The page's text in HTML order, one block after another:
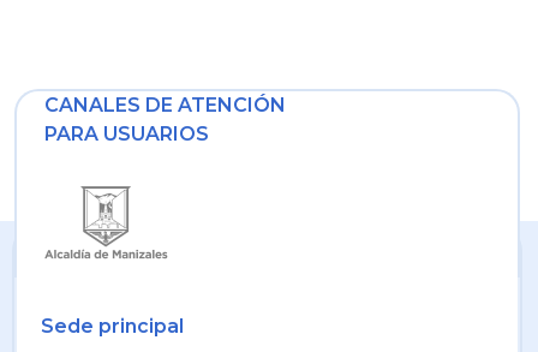
CANALES DE ATENCIÓN
PARA USUARIOS
Sede principal